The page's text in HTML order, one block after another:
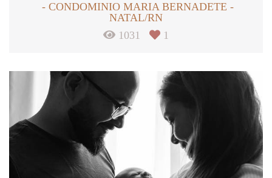
CONDOMINIO MARIA BERNADETE -
NATAL/RN
1031
1